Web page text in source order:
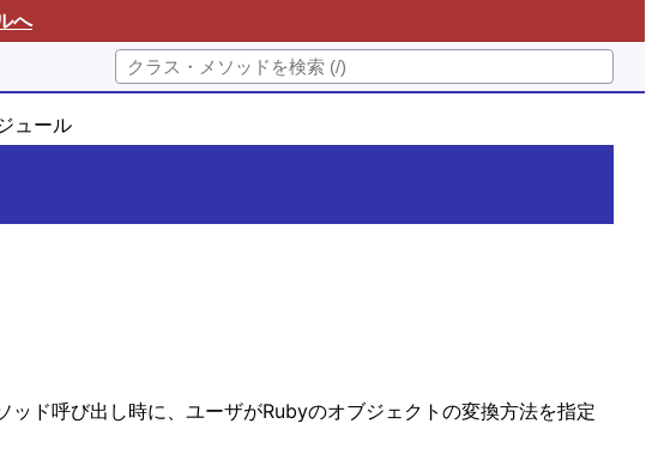
へ
ュール
ッド呼び出し時に、ユーザがRubyのオブジェクトの変換方法を指定